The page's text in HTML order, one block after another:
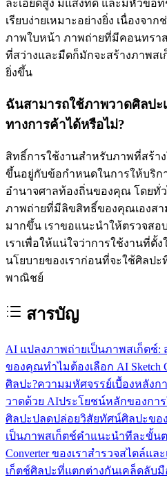
ละเอียดสูง มีแสงที่ดี และมีหัวข้อ
เรียบง่ายเหมาะอย่างยิ่ง เนื่องจา
ภาพใบหน้า ภาพถ่ายที่มีคอนทรา
ที่สว่างและมืดก็มักจะสร้างภาพส
ยิ่งขึ้น
ฉันสามารถใช้ภาพวาดศิลปะ
ทางการค้าได้หรือไม่?
สิทธิ์การใช้งานสำหรับภาพที่สร้า
ขึ้นอยู่กับข้อกำหนดในการให้บริก
อำนาจศาลท้องถิ่นของคุณ โดยทั่
ภาพถ่ายที่มีลิขสิทธิ์ของคุณเองสา
มากขึ้น เราขอแนะนำให้ตรวจสอ
เราเพื่อให้แน่ใจว่าการใช้งานที่ตั้
นโยบายของเราก่อนที่จะใช้ศิลปะ
พาณิชย์
สารบัญ
AI แปลงภาพถ่ายเป็นภาพสเก็ตช์:
ของคุณทำไมต้องเลือก AI Sketch
ศิลปะ?ความมหัศจรรย์เบื้องหลังก
วาดด้วย AIประโยชน์หลักของกา
ศิลปะปลดปล่อยวิสัยทัศน์ศิลปะขอ
เป็นภาพสเก็ตช์คำแนะนำทีละขั้นต
Converter ของเราสำรวจสไตล์แล
เก็ตช์ศิลปะที่แตกต่างกันเคล็ดลับ